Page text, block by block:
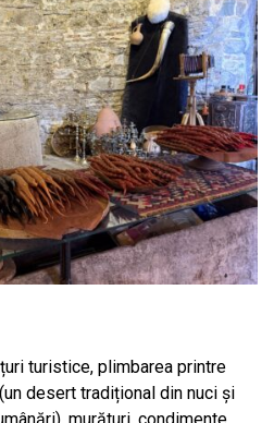
turistice, plimbarea printre
(un desert tradițional din nuci și